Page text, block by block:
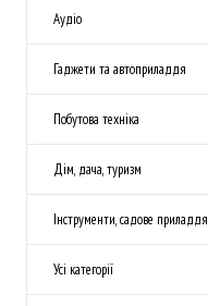
Аудіо
Гаджети та автоприладдя
Побутова техніка
Дім, дача, туризм
Інструменти, садове приладдя
Усі категорії